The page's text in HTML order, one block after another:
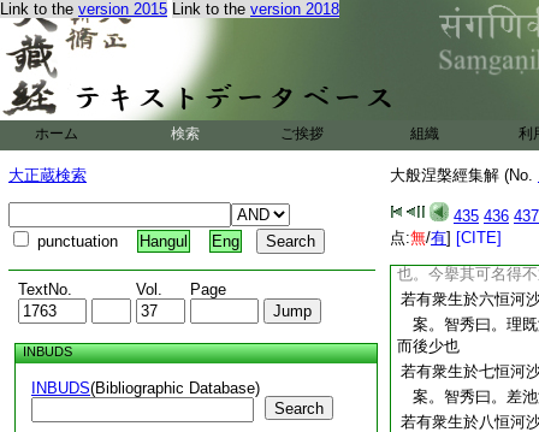
Link to the version 2015 Link to the version 2018
ホーム 検索 ご挨拶 組織 利
大正蔵検索
punctuation Hangul Eng
TextNo. Vol. Page
INBUDS
INBUDS(Bibliographic Database)
Search
大般涅槃經集解 (No.
435 436 437
点:無/有] [CITE]
以企厲。故復至二
師説往往不同也。
十心滿。懷抱所解
故初解一分。習虚
頓悟七分。然微相
之執難遣。瞥爾有
若有衆生於五恒河
案。智秀曰。所以
何應有無量。
也。今擧其可名得
若有衆生於六恒河
案。智秀曰。理
而後少也
若有衆生於七恒河
案。智秀曰。差
若有衆生於八恒河